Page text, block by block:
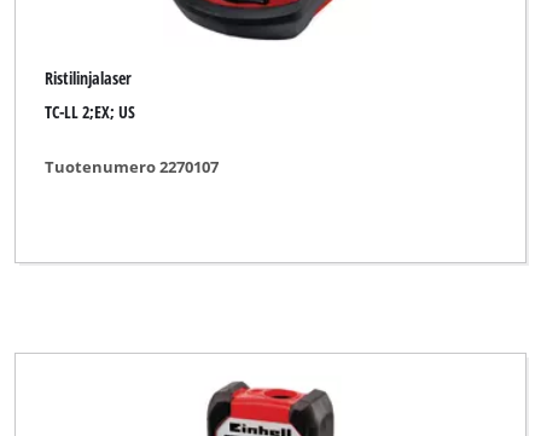
Ristilinjalaser
TC-LL 2;EX; US
Tuotenumero 2270107